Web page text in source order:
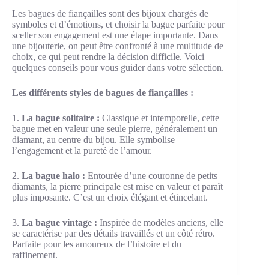
Les bagues de fiançailles sont des bijoux chargés de
symboles et d’émotions, et choisir la bague parfaite pour
sceller son engagement est une étape importante. Dans
une bijouterie, on peut être confronté à une multitude de
choix, ce qui peut rendre la décision difficile. Voici
quelques conseils pour vous guider dans votre sélection.
Les différents styles de bagues de fiançailles :
1. La bague solitaire : Classique et intemporelle, cette
bague met en valeur une seule pierre, généralement un
diamant, au centre du bijou. Elle symbolise
l’engagement et la pureté de l’amour.
2. La bague halo : Entourée d’une couronne de petits
diamants, la pierre principale est mise en valeur et paraît
plus imposante. C’est un choix élégant et étincelant.
3. La bague vintage : Inspirée de modèles anciens, elle
se caractérise par des détails travaillés et un côté rétro.
Parfaite pour les amoureux de l’histoire et du
raffinement.